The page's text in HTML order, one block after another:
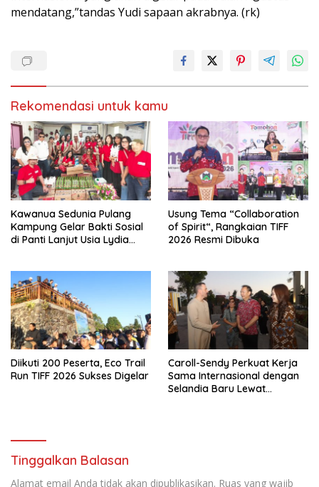
mendatang,”tandas Yudi sapaan akrabnya. (rk)
Rekomendasi untuk kamu
Kawanua Sedunia Pulang
Kampung Gelar Bakti Sosial
di Panti Lanjut Usia Lydia
Usung Tema “Collaboration
of Spirit“, Rangkaian TIFF
2026 Resmi Dibuka
Diikuti 200 Peserta, Eco Trail
Run TIFF 2026 Sukses Digelar
Caroll-Sendy Perkuat Kerja
Sama Internasional dengan
Selandia Baru Lewat
Tinggalkan Balasan
Alamat email Anda tidak akan dipublikasikan. Ruas yang wajib